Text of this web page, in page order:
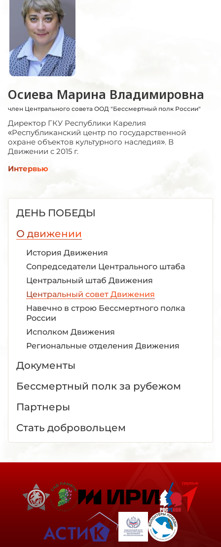
Осиева Марина Владимировна
член Центрального совета ООД "Бессмертный полк России"
Директор ГКУ Республики Карелия
«Республиканский центр по государственной
охране объектов культурного наследия». В
Движении с 2015 г.
Интервью
ДЕНЬ ПОБЕДЫ
О движении
История Движения
Сопредседатели Центрального штаба
Центральный штаб Движения
Центральный совет Движения
Навечно в строю Бессмертного полка
России
Исполком Движения
Региональные отделения Движения
Документы
Бессмертный полк за рубежом
Партнеры
Стать добровольцем